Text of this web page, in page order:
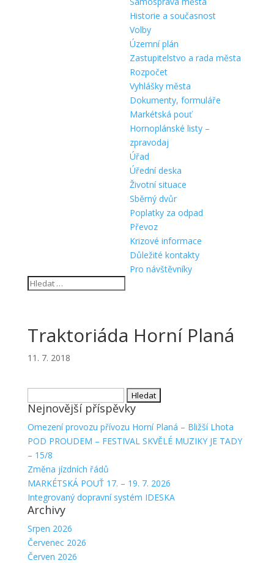
Historie a současnost
Volby
Územní plán
Zastupitelstvo a rada města
Rozpočet
Vyhlášky města
Dokumenty, formuláře
Markétská pouť
Hornoplánské listy –
zpravodaj
Úřad
Úřední deska
Životní situace
Sběrný dvůr
Poplatky za odpad
Převoz
Krizové informace
Důležité kontakty
Pro návštěvníky
Traktoriáda Horní Planá
11. 7. 2018
Nejnovější příspěvky
Omezení provozu přívozu Horní Planá – Bližší Lhota
POD PROUDEM – FESTIVAL SKVĚLÉ MUZIKY JE TADY
– 15/8
Změna jízdních řádů
MARKÉTSKÁ POUŤ 17. – 19. 7. 2026
Integrovaný dopravní systém IDESKA
Archivy
Srpen 2026
Červenec 2026
Červen 2026